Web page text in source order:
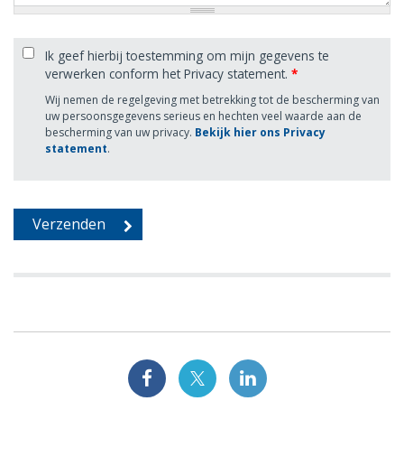
Ik geef hierbij toestemming om mijn gegevens te
verwerken conform het Privacy statement. *
Wij nemen de regelgeving met betrekking tot de bescherming van
uw persoonsgegevens serieus en hechten veel waarde aan de
bescherming van uw privacy. Bekijk hier ons Privacy
statement.